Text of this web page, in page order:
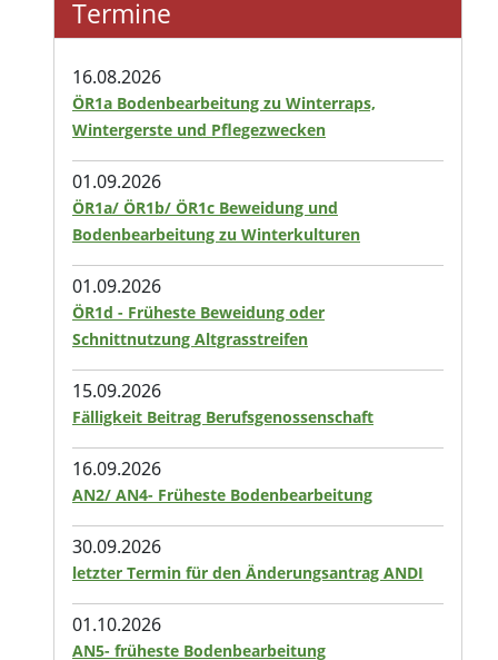
Termine
16.08.2026
ÖR1a Bodenbearbeitung zu Winterraps,
Wintergerste und Pflegezwecken
01.09.2026
ÖR1a/ ÖR1b/ ÖR1c Beweidung und
Bodenbearbeitung zu Winterkulturen
01.09.2026
ÖR1d - Früheste Beweidung oder
Schnittnutzung Altgrasstreifen
15.09.2026
Fälligkeit Beitrag Berufsgenossenschaft
16.09.2026
AN2/ AN4- Früheste Bodenbearbeitung
30.09.2026
letzter Termin für den Änderungsantrag ANDI
01.10.2026
AN5- früheste Bodenbearbeitung